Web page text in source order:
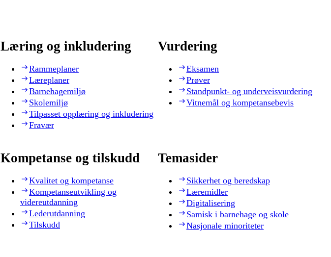
Læring og inkludering
Rammeplaner
Læreplaner
Barnehagemiljø
Skolemiljø
Tilpasset opplæring og inkludering
Fravær
Vurdering
Eksamen
Prøver
Standpunkt- og underveisvurdering
Vitnemål og kompetansebevis
Kompetanse og tilskudd
Kvalitet og kompetanse
Kompetanseutvikling og
videreutdanning
Lederutdanning
Tilskudd
Temasider
Sikkerhet og beredskap
Læremidler
Digitalisering
Samisk i barnehage og skole
Nasjonale minoriteter